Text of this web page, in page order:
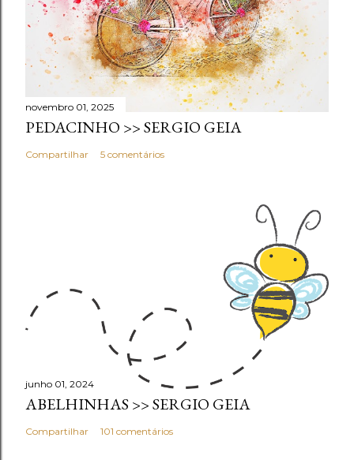
novembro 01, 2025
PEDACINHO >> SERGIO GEIA
Compartilhar 5 comentários
junho 01, 2024
ABELHINHAS >> SERGIO GEIA
Compartilhar 101 comentários